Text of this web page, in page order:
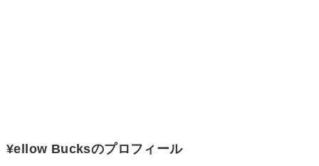
¥ellow Bucksのプロフィール